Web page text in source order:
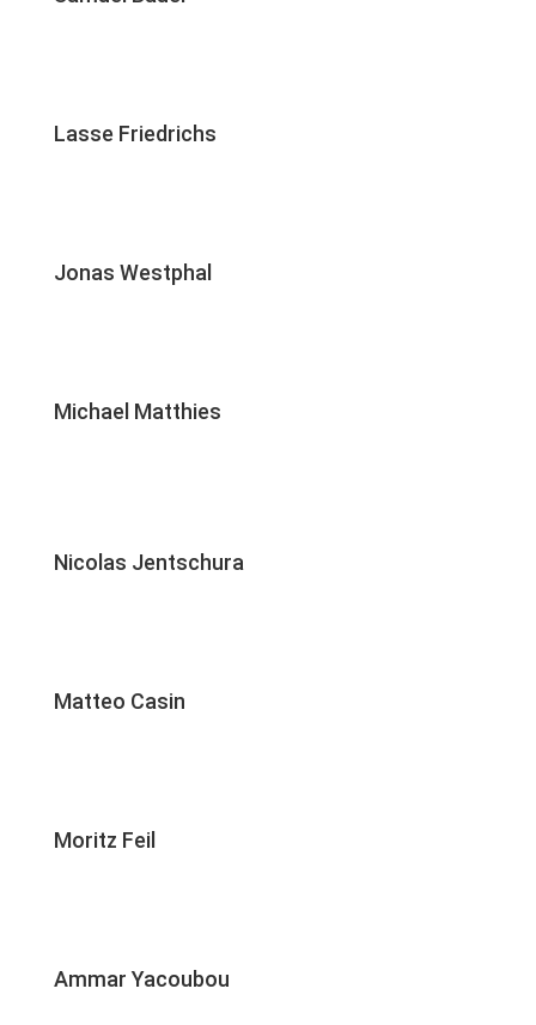
Lasse Friedrichs
Jonas Westphal
Michael Matthies
Nicolas Jentschura
Matteo Casin
Moritz Feil
Ammar Yacoubou